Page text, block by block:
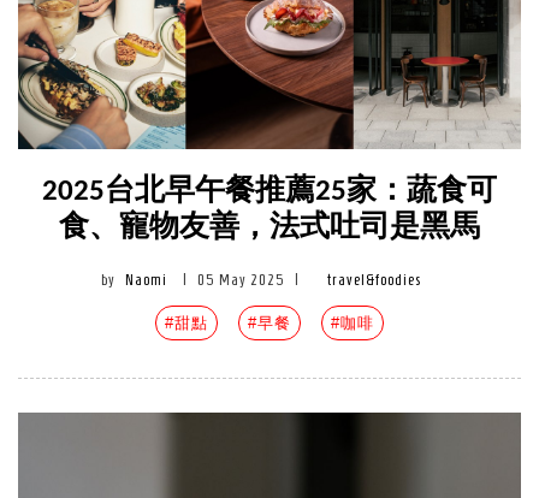
2025台北早午餐推薦25家：蔬食可
食、寵物友善，法式吐司是黑馬
by Naomi 05 May 2025 travel&foodies
#甜點 #早餐 #咖啡